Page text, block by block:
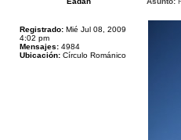
Registrado: Mié Jul 08, 2009
4:02 pm
Mensajes: 4984
Ubicación: Círculo Románico